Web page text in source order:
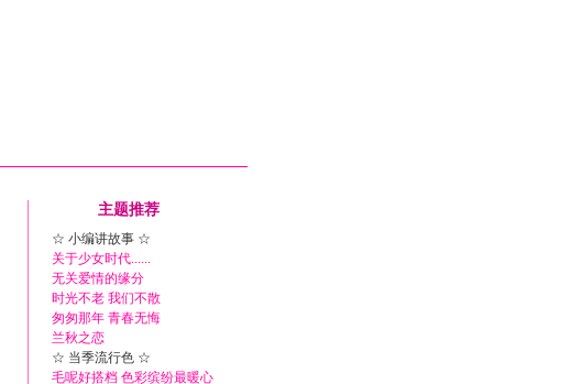
主题推荐
☆ 小编讲故事 ☆
关于少女时代......
无关爱情的缘分
时光不老 我们不散
匆匆那年 青春无悔
兰秋之恋
☆ 当季流行色 ☆
毛呢好搭档 色彩缤纷最暖心